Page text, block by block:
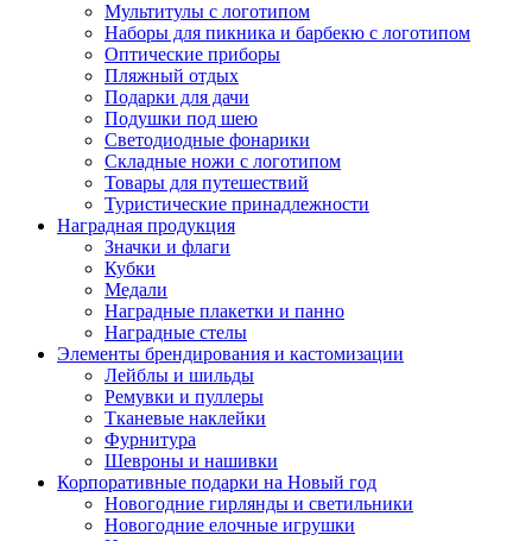
Мультитулы с логотипом
Наборы для пикника и барбекю с логотипом
Оптические приборы
Пляжный отдых
Подарки для дачи
Подушки под шею
Светодиодные фонарики
Складные ножи с логотипом
Товары для путешествий
Туристические принадлежности
Наградная продукция
Значки и флаги
Кубки
Медали
Наградные плакетки и панно
Наградные стелы
Элементы брендирования и кастомизации
Лейблы и шильды
Ремувки и пуллеры
Тканевые наклейки
Фурнитура
Шевроны и нашивки
Корпоративные подарки на Новый год
Новогодние гирлянды и светильники
Новогодние елочные игрушки